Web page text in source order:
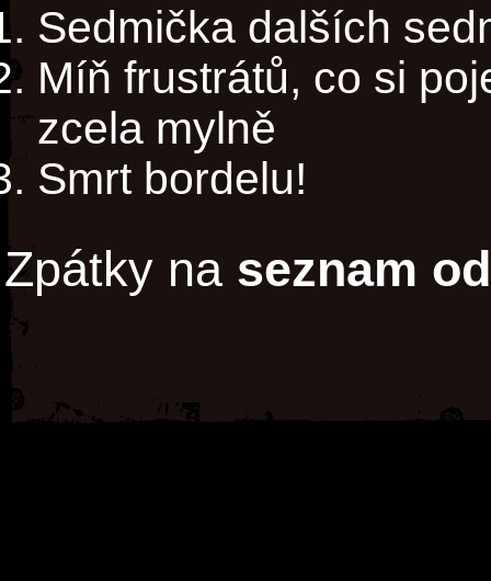
Sedmička dalších
Míň frustrátů, co si
zcela mylně
Smrt bordelu!
Zpátky na seznam